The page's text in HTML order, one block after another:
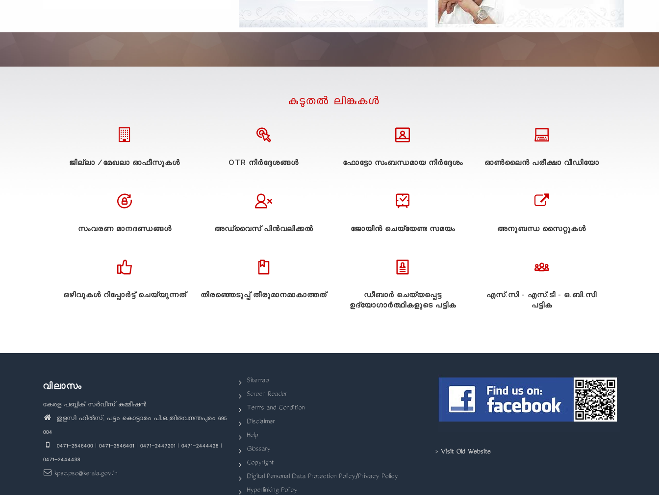
കുടുതല്‍ ലിങ്കുകള്‍
ജില്ലാ /മേഖലാ ഓഫീസുകള്‍ OTR നിർദ്ദേശങ്ങൾ ഫോട്ടോ സംബന്ധമായ നിർദ്ദേശം ഓൺലൈൻ പരീക്ഷാ വീഡിയോ
സംവരണ മാനദണ്ഡങ്ങൾ അഡ്വൈസ് പിൻവലിക്കൽ ജോയിൻ ചെയ്യേണ്ട സമയം അനുബന്ധ സൈറ്റുകള്‍
ഒഴിവുകൾ റിപ്പോർട്ട് ചെയ്യുന്നത് തിരഞ്ഞെടുപ്പ് തീരുമാനമാകാത്തത്
ഡീബാർ ചെയ്യപ്പെട്ട
ഉദ്യോഗാർത്ഥികളുടെ പട്ടിക
എസ്.സി - എസ്.ടി - ഒ.ബി.സി
പട്ടിക
വിലാസം
കേരള പബ്ലിക് സർവീസ് കമ്മീഷൻ
തുളസി ഹിൽസ്, പട്ടം കൊട്ടാരം പി.ഒ.,തിരുവനന്തപുരം 695
004
0471-2546400 | 0471-2546401 | 0471-2447201 | 0471-2444428 |
0471-2444438
kpsc.psc@kerala.gov.in
Sitemap
Screen Reader
Terms and Condition
Disclaimer
Help
Glossary
Copyright
Digital Personal Data Protection Policy/Privacy Policy
Hyperlinking Policy
> Visit Old Website